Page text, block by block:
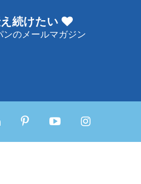
続けたい
ンのメールマガジン